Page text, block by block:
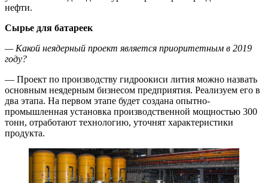
нефти.
Сырье для батареек
— Какой неядерный проект является приоритетным в 2019
году?
— Проект по производству гидроокиси лития можно назвать
основным неядерным бизнесом предприятия. Реализуем его в
два этапа. На первом этапе будет создана опытно-
промышленная установка производственной мощностью 300
тонн, отработают технологию, уточнят характеристики
продукта.